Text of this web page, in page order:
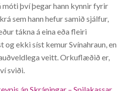
móti því þegar hann kynnir fyrir
sem hann hefur samið sjálfur,
tákna á eina eða fleiri
og ekki síst kemur Svínahraun, en
veitt. Orkuflæðið er,
sviði.